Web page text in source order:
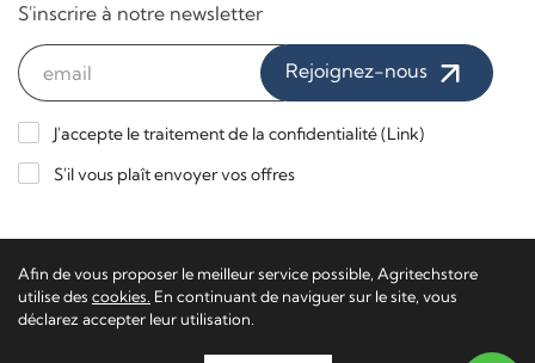
S'inscrire à notre newsletter
Rejoignez-nous
J'accepte le traitement de la confidentialité (Link)
S'il vous plaît envoyer vos offres
Paiements sécurisés / Livraison express
Agritech Store - TVA 02116650223 - TN-201340 Software
Afin de vous proposer le meilleur service possible, Agritechstore
utilise des cookies. En continuant de naviguer sur le site, vous
déclarez accepter leur utilisation.